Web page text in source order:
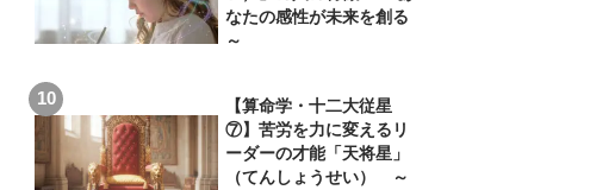
なたの感性が未来を創る
～
【算命学・十二大従星
⑦】苦労を力に変えるリ
ーダーの才能「天将星」
（てんしょうせい） ～